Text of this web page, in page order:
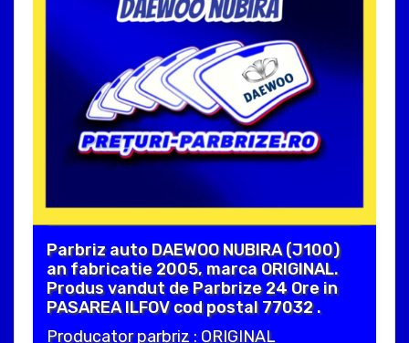
Parbriz auto DAEWOO NUBIRA (J100)
an fabricatie 2005, marca ORIGINAL.
Produs vandut de Parbrize 24 Ore in
PASAREA ILFOV cod postal 77032 .
Producator parbriz : ORIGINAL